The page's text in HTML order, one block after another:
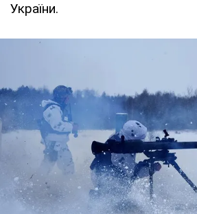
України.